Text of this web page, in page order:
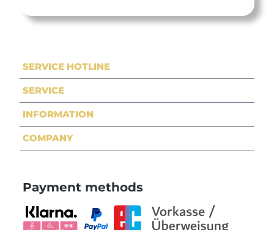
SERVICE HOTLINE
SERVICE
INFORMATION
COMPANY
Payment methods